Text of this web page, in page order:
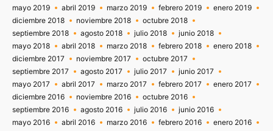
mayo 2019
abril 2019 marzo 2019 febrero 2019
enero 2019
diciembre 2018
noviembre 2018
octubre 2018
septiembre 2018
agosto 2018 julio 2018
junio 2018
mayo 2018
abril 2018 marzo 2018 febrero 2018
enero 2018
diciembre 2017
noviembre 2017
octubre 2017
septiembre 2017
agosto 2017 julio 2017
junio 2017
mayo 2017
abril 2017 marzo 2017 febrero 2017
enero 2017
diciembre 2016
noviembre 2016
octubre 2016
septiembre 2016
agosto 2016 julio 2016
junio 2016
mayo 2016
abril 2016 marzo 2016 febrero 2016
enero 2016